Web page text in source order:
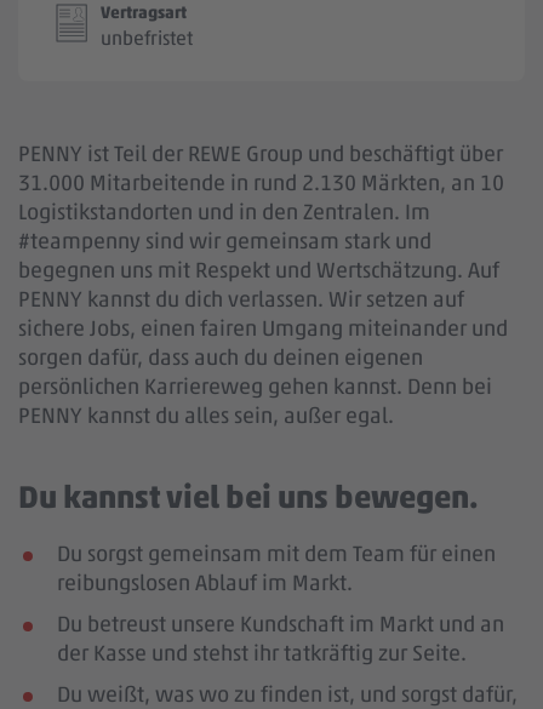
Vertragsart
unbefristet
PENNY ist Teil der REWE Group und beschäftigt über
31.000 Mitarbeitende in rund 2.130 Märkten, an 10
Logistikstandorten und in den Zentralen. Im
#teampenny sind wir gemeinsam stark und
begegnen uns mit Respekt und Wertschätzung. Auf
PENNY kannst du dich verlassen. Wir setzen auf
sichere Jobs, einen fairen Umgang miteinander und
sorgen dafür, dass auch du deinen eigenen
persönlichen Karriereweg gehen kannst. Denn bei
PENNY kannst du alles sein, außer egal.
Du kannst viel bei uns bewegen.
Du sorgst gemeinsam mit dem Team für einen
reibungslosen Ablauf im Markt.
Du betreust unsere Kundschaft im Markt und an
der Kasse und stehst ihr tatkräftig zur Seite.
Du weißt, was wo zu finden ist, und sorgst dafür,